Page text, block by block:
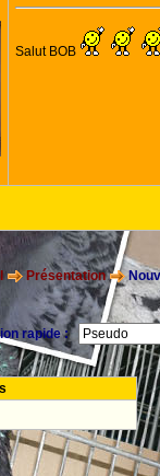
Salut BOB
Présentation
rapide :